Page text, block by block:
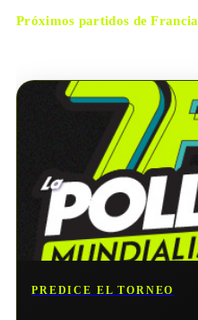
Próximos partidos deFrancia
PREDICE EL TORNEO